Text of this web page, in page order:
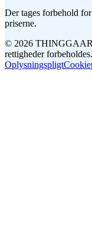
Der tages forbehold
priserne.
© 2026
rettigheder forbeholdes.
Oplysningspligt